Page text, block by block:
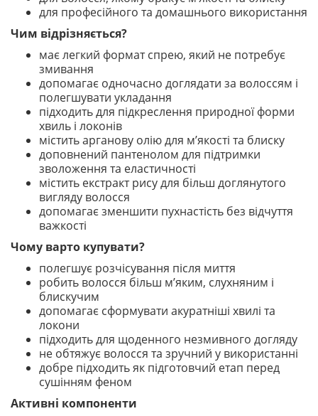
для професійного та домашнього використання
Чим відрізняється?
має легкий формат спрею, який не потребує
змивання
допомагає одночасно доглядати за волоссям і
полегшувати укладання
підходить для підкреслення природної форми
хвиль і локонів
містить арганову олію для м’якості та блиску
доповнений пантенолом для підтримки
зволоження та еластичності
містить екстракт рису для більш доглянутого
вигляду волосся
допомагає зменшити пухнастість без відчуття
важкості
Чому варто купувати?
полегшує розчісування після миття
робить волосся більш м’яким, слухняним і
блискучим
допомагає сформувати акуратніші хвилі та
локони
підходить для щоденного незмивного догляду
не обтяжує волосся та зручний у використанні
добре підходить як підготовчий етап перед
сушінням феном
Активні компоненти